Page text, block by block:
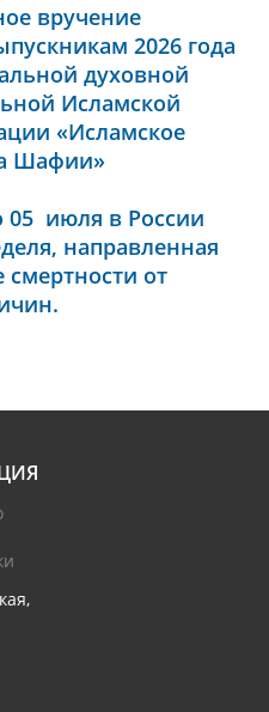
вручение
2026 года
духовной
Исламской
«Исламское
Шафии»
05 июля в России
направленная
от